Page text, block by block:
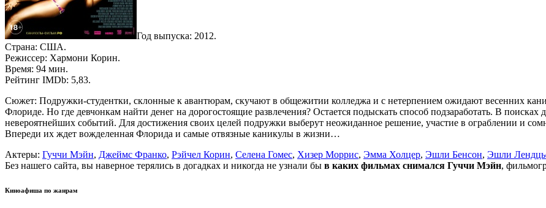
Год выпуска: 2012.
Страна: США.
Режиссер: Хармони Корин.
Время: 94 мин.
Рейтинг IMDb: 5,83.
Сюжет: Подружки-студентки, склонные к авантюрам, скучают в общежитии колледжа и с нетерпением ожидают весенних
Флориде. Но где девчонкам найти денег на дорогостоящие развлечения? Остается подыскать способ подзаработать. В
невероятнейших событий. Для достижения своих целей подружки выберут неожиданное решение, участие в ограблении и
Впереди их ждет вожделенная Флорида и самые отвязные каникулы в жизни…
Актеры: Гуччи Мэйн, Джеймс Франко, Рэйчел Корин, Селена Гомес, Хизер Моррис, Эмма Холцер, Эшли Бенсон, Эшли
Без нашего сайта, вы наверное терялись в догадках и никогда не узнали бы в каких фильмах снимался Гуччи Мэйн,
Киноафиша по жанрам